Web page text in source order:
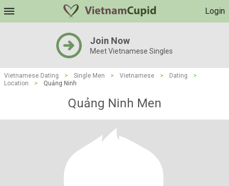
Login
Join Now
Meet Vietnamese Singles
Vietnamese Dating > Single Men > Vietnamese > Dating
>
Location
> Quảng Ninh
Quảng Ninh Men